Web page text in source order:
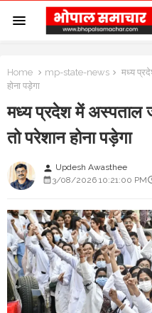
Home mp-state-news
मध्य
होना पड़ेगा
मध्य प्रदेश में अस्पताल
तो परेशान होना पड़ेगा
person Updesh Awasthee
3/08/2026 10:21:00 PM